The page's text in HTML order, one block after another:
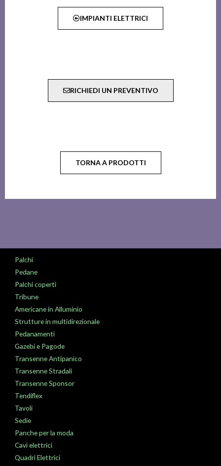
TORNA A PRODOTTI
RICHIEDI UN PREVENTIVO
IMPIANTI ELETTRICI
Palchi
Pedane
Palchi coperti
Tribune
Americane in Alluminio
Strutture in multidirezionale
Pedanamenti
Gazebi e Pagode
Transenne Antipanico
Transenne Stradali
Transenne Sponsor
Tendiflex
Tavoli
Sedie
Panche per la moda
Cavi elettrici
Quadri Elettrici